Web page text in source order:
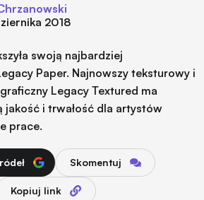
2018
swoją najbardziej
Paper. Najnowszy teksturowy i
Legacy Textured ma
jakość i trwałość dla artystów
prace.
Skomentuj
Kopiuj link